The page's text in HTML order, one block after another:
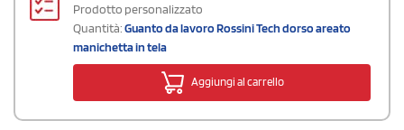
Prodotto personalizzato
Quantità:Guanto da lavoro Rossini Tech dorso areato
manichetta in tela
Aggiungi al carrello